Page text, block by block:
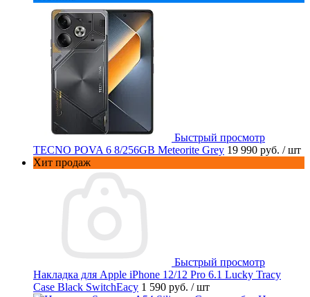
Быстрый просмотр
TECNO POVA 6 8/256GB Meteorite Grey 19 990 руб. / шт
Хит продаж
Быстрый просмотр
Накладка для Apple iPhone 12/12 Pro 6.1 Lucky Tracy
Case Black SwitchEacy 1 590 руб. / шт